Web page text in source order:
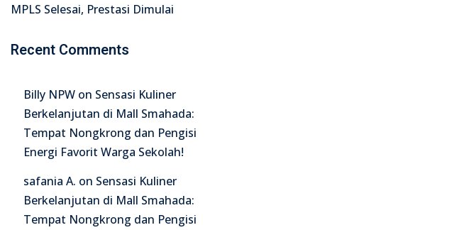
MPLS Selesai, Prestasi Dimulai
Recent Comments
Billy NPW on Sensasi Kuliner
Berkelanjutan di Mall Smahada:
Tempat Nongkrong dan Pengisi
Energi Favorit Warga Sekolah!
safania A. on Sensasi Kuliner
Berkelanjutan di Mall Smahada:
Tempat Nongkrong dan Pengisi